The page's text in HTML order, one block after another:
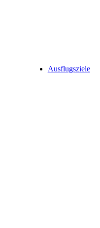
Ausflugsziele